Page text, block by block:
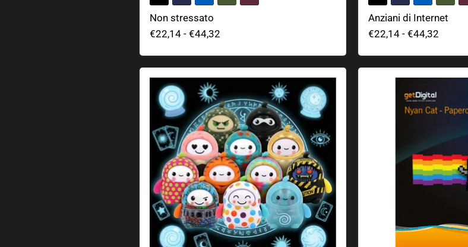
Non stressato
€22,14- €44,32
Anziani di Internet
€22,14- €44,32
LamaTama Serie 1 - Adorabili Oracoli da Collezionare (Blind Bag)